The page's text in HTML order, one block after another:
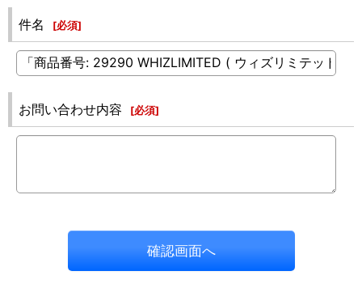
件名 [必須]
お問い合わせ内容 [必須]
確認画面へ